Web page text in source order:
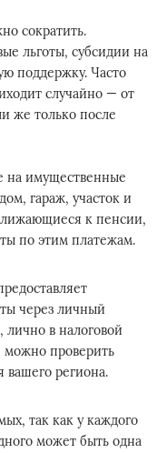
сократить.
льготы, субсидии на
поддержку. Часто
случайно — от
же только после
на имущественные
гараж, участок и
к пенсии,
по этим платежам.
через личный
лично в налоговой
проверить
вашего региона.
так как у каждого
может быть одна